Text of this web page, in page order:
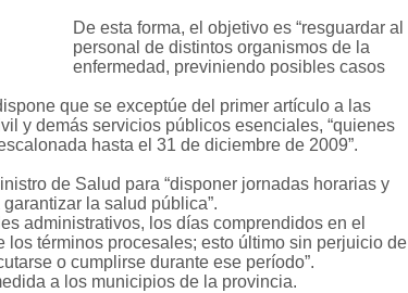
De esta forma, el objetivo es “resguardar al
personal de distintos organismos de la
enfermedad, previniendo posibles casos
que se exceptúe del primer artículo a las
y demás servicios públicos esenciales, “quienes
hasta el 31 de diciembre de 2009”.
de Salud para “disponer jornadas horarias y
la salud pública”.
administrativos, los días comprendidos en el
términos procesales; esto último sin perjuicio de
o cumplirse durante ese período”.
a los municipios de la provincia.